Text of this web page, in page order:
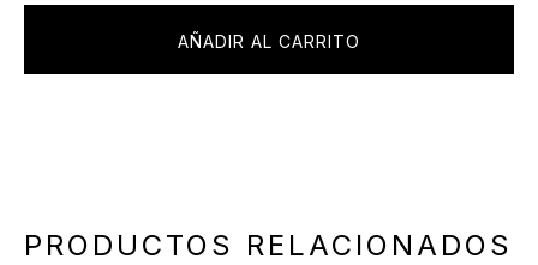
AÑADIR AL CARRITO
PRODUCTOS RELACIONADOS